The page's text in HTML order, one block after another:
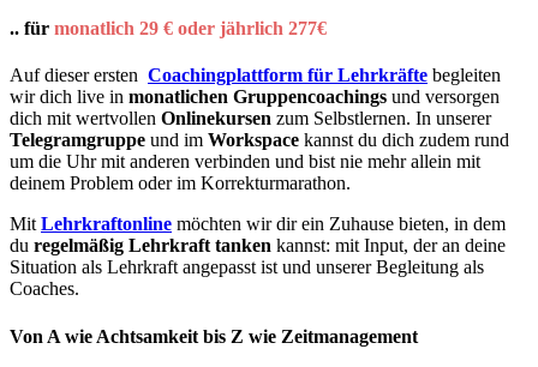
.. für monatlich 29 € oder jährlich 277€
Auf dieser ersten Coachingplattform für Lehrkräfte begleiten
wir dich live in monatlichen Gruppencoachings und versorgen
dich mit wertvollen Onlinekursen zum Selbstlernen. In unserer
Telegramgruppe und im Workspace kannst du dich zudem rund
um die Uhr mit anderen verbinden und bist nie mehr allein mit
deinem Problem oder im Korrekturmarathon.
MitLehrkraftonline möchten wir dir ein Zuhause bieten, in dem
du regelmäßig Lehrkraft tanken kannst: mit Input, der an deine
Situation als Lehrkraft angepasst ist und unserer Begleitung als
Coaches.
Von A wie Achtsamkeit bis Z wie Zeitmanagement